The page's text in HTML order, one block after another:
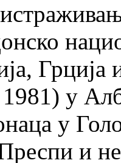
1981) у
у
и